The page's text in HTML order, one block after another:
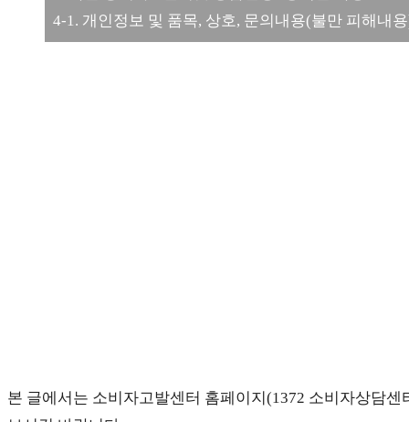
4-1. 개인정보 및 품목, 상호, 문의내용(불만 피해내
본 글에서는 소비자고발센터 홈페이지(1372 소비자상담